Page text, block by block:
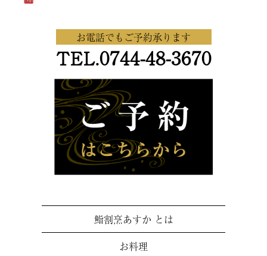
お電話でもご予約承ります
TEL.0744-48-3670
鮨割烹あすか とは
お料理